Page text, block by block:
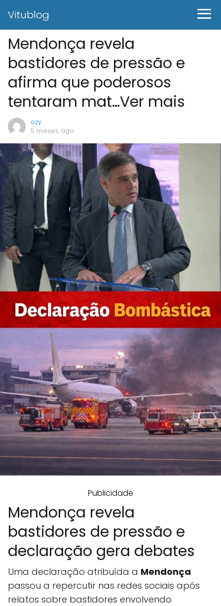
Vitublog
Mendonça revela
bastidores de pressão e
afirma que poderosos
tentaram mat…Ver mais
ozy
5 meses ago
Publicidade
Mendonça revela
bastidores de pressão e
declaração gera debates
Uma declaração atribuída a Mendonça
passou a repercutir nas redes sociais após
relatos sobre bastidores envolvendo